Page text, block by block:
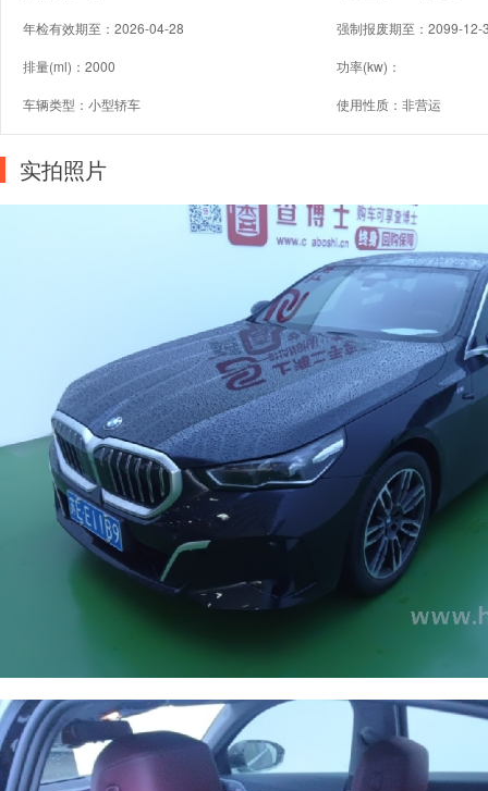
年检有效期至：2026-04-28 强制报废期至：2099-12-
排量(ml)：2000 功率(kw)：
车辆类型：小型轿车 使用性质：非营运
实拍照片